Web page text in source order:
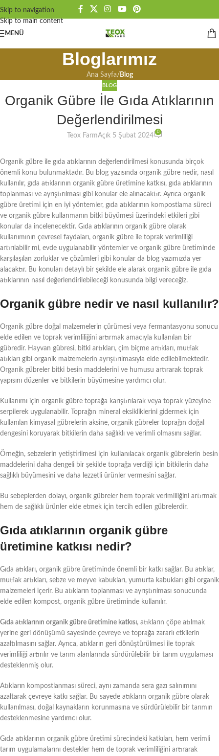
Skip to navigation
Skip to main content
MENÜ
Bloglarımız
Ana Sayfa/ Blog
BLOG
Organik Gübre İle Gıda Atıklarının
Değerlendirilmesi
Teox FarmAçık 5 Şubat 2024
0
Organik gübre ile gıda atıklarının değerlendirilmesi konusunda birçok
önemli konu bulunmaktadır. Bu blog yazısında organik gübre nedir, nasıl
kullanılır, gıda atıklarının organik gübre üretimine katkısı, gıda atıklarının
toplanması ve ayrıştırılması gibi konular ele alınacaktır. Ayrıca organik
gübre üretimi için en iyi yöntemler, gıda atıklarının kompostlama süreci
ve organik gübre kullanmanın bitki büyümesi üzerindeki etkileri gibi
konular da incelenecektir. Gıda atıklarının organik gübre olarak
kullanımının çevresel faydaları, organik gübre ile toprak verimliliği
artırılabilir mi, evde uygulanabilir yöntemler ve organik gübre üretiminde
karşılaşılan zorluklar ve çözümleri gibi konular da blog yazımızda yer
alacaktır. Bu konuları detaylı bir şekilde ele alarak organik gübre ile gıda
atıklarının nasıl değerlendirilebileceği konusunda bilgi vereceğiz.
Organik gübre nedir ve nasıl kullanılır?
Organik gübre doğal malzemelerin çürümesi veya fermantasyonu sonucu
elde edilen ve toprak verimliliğini artırmak amacıyla kullanılan bir
gübredir. Hayvan gübresi, bitki artıkları, çim biçme artıkları, mutfak
atıkları gibi organik malzemelerin ayrıştırılmasıyla elde edilebilmektedir.
Organik gübreler bitki besin maddelerini ve humusu artırarak toprak
yapısını düzenler ve bitkilerin büyümesine yardımcı olur.
Kullanımı için organik gübre toprağa karıştırılarak veya toprak yüzeyine
serpilerek uygulanabilir. Toprağın mineral eksikliklerini gidermek için
kullanılan kimyasal gübrelerin aksine, organik gübreler toprağın doğal
dengesini koruyarak bitkilerin daha sağlıklı ve verimli olmasını sağlar.
Örneğin, sebzelerin yetiştirilmesi için kullanılacak organik gübrelerin besin
maddelerini daha dengeli bir şekilde toprağa verdiği için bitkilerin daha
sağlıklı büyümesini ve daha lezzetli ürünler vermesini sağlar.
Bu sebeplerden dolayı, organik gübreler hem toprak verimliliğini artırmak
hem de sağlıklı ürünler elde etmek için tercih edilen gübrelerdir.
Gıda atıklarının organik gübre
üretimine katkısı nedir?
Gıda atıkları, organik gübre üretiminde önemli bir katkı sağlar. Bu atıklar,
mutfak artıkları, sebze ve meyve kabukları, yumurta kabukları gibi organik
malzemeleri içerir. Bu atıkların toplanması ve ayrıştırılması sonucunda
elde edilen kompost, organik gübre üretiminde kullanılır.
Gıda atıklarının organik gübre üretimine katkısı, atıkların çöpe atılmak
yerine geri dönüşümü sayesinde çevreye ve toprağa zararlı etkilerin
azaltılmasını sağlar. Ayrıca, atıkların geri dönüştürülmesi ile toprak
verimliliği artırılır ve tarım alanlarında sürdürülebilir bir tarım uygulaması
desteklenmiş olur.
Atıkların kompostlanması süreci, aynı zamanda sera gazı salınımını
azaltarak çevreye katkı sağlar. Bu sayede atıkların organik gübre olarak
kullanılması, doğal kaynakların korunmasına ve sürdürülebilir bir tarımın
desteklenmesine yardımcı olur.
Gıda atıklarının organik gübre üretimi sürecindeki katkıları, hem verimli
tarım uygulamalarını destekler hem de toprak verimliliğini artırarak